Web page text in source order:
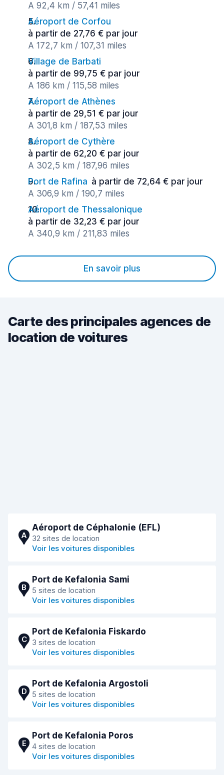
A 92,4 km / 57,41 miles
Aéroport de Corfou
à partir de 27,76 € par jour
A 172,7 km / 107,31 miles
Village de Barbati
à partir de 99,75 € par jour
A 186 km / 115,58 miles
Aéroport de Athènes
à partir de 29,51 € par jour
A 301,8 km / 187,53 miles
Aéroport de Cythère
à partir de 62,20 € par jour
A 302,5 km / 187,96 miles
Port de Rafina à partir de 72,64 € par jour
A 306,9 km / 190,7 miles
Aéroport de Thessalonique
à partir de 32,23 € par jour
A 340,9 km / 211,83 miles
En savoir plus
Carte des principales agences de
location de voitures
A
Aéroport de Céphalonie (EFL)
32 sites de location
Voir les voitures disponibles
B
Port de Kefalonia Sami
5 sites de location
Voir les voitures disponibles
C
Port de Kefalonia Fiskardo
3 sites de location
Voir les voitures disponibles
D
Port de Kefalonia Argostoli
5 sites de location
Voir les voitures disponibles
E
Port de Kefalonia Poros
4 sites de location
Voir les voitures disponibles